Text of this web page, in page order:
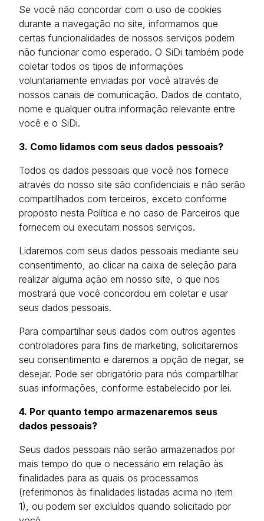
Se você não concordar com o uso de cookies
durante a navegação no site, informamos que
certas funcionalidades de nossos serviços podem
não funcionar como esperado. O SiDi também pode
coletar todos os tipos de informações
voluntariamente enviadas por você através de
nossos canais de comunicação. Dados de contato,
nome e qualquer outra informação relevante entre
você e o SiDi.
3. Como lidamos com seus dados pessoais?
Todos os dados pessoais que você nos fornece
através do nosso site são confidenciais e não serão
compartilhados com terceiros, exceto conforme
proposto nesta Política e no caso de Parceiros que
fornecem ou executam nossos serviços.
Lidaremos com seus dados pessoais mediante seu
consentimento, ao clicar na caixa de seleção para
realizar alguma ação em nosso site, o que nos
mostrará que você concordou em coletar e usar
seus dados pessoais.
Para compartilhar seus dados com outros agentes
controladores para fins de marketing, solicitaremos
seu consentimento e daremos a opção de negar, se
desejar. Pode ser obrigatório para nós compartilhar
suas informações, conforme estabelecido por lei.
4. Por quanto tempo armazenaremos seus
dados pessoais?
Seus dados pessoais não serão armazenados por
mais tempo do que o necessário em relação às
finalidades para as quais os processamos
(referimonos às finalidades listadas acima no item
1), ou podem ser excluídos quando solicitado por